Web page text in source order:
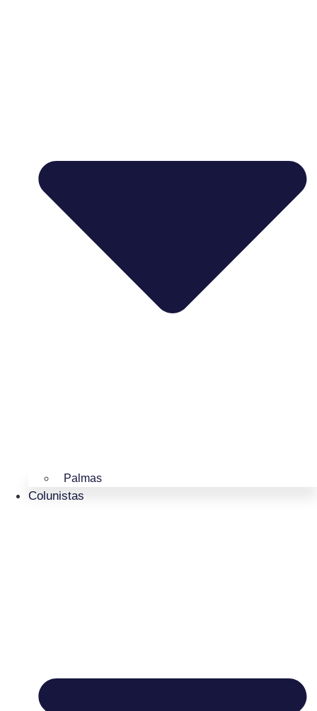
Palmas
Colunistas